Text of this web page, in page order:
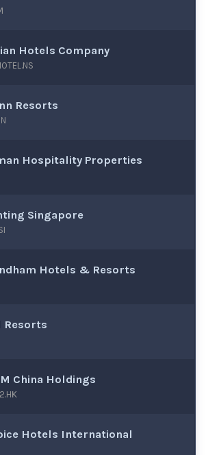
Hotels Company
Resorts
Hospitality Properties
Singapore
Hotels & Resorts
Resorts
China Holdings
Hotels International